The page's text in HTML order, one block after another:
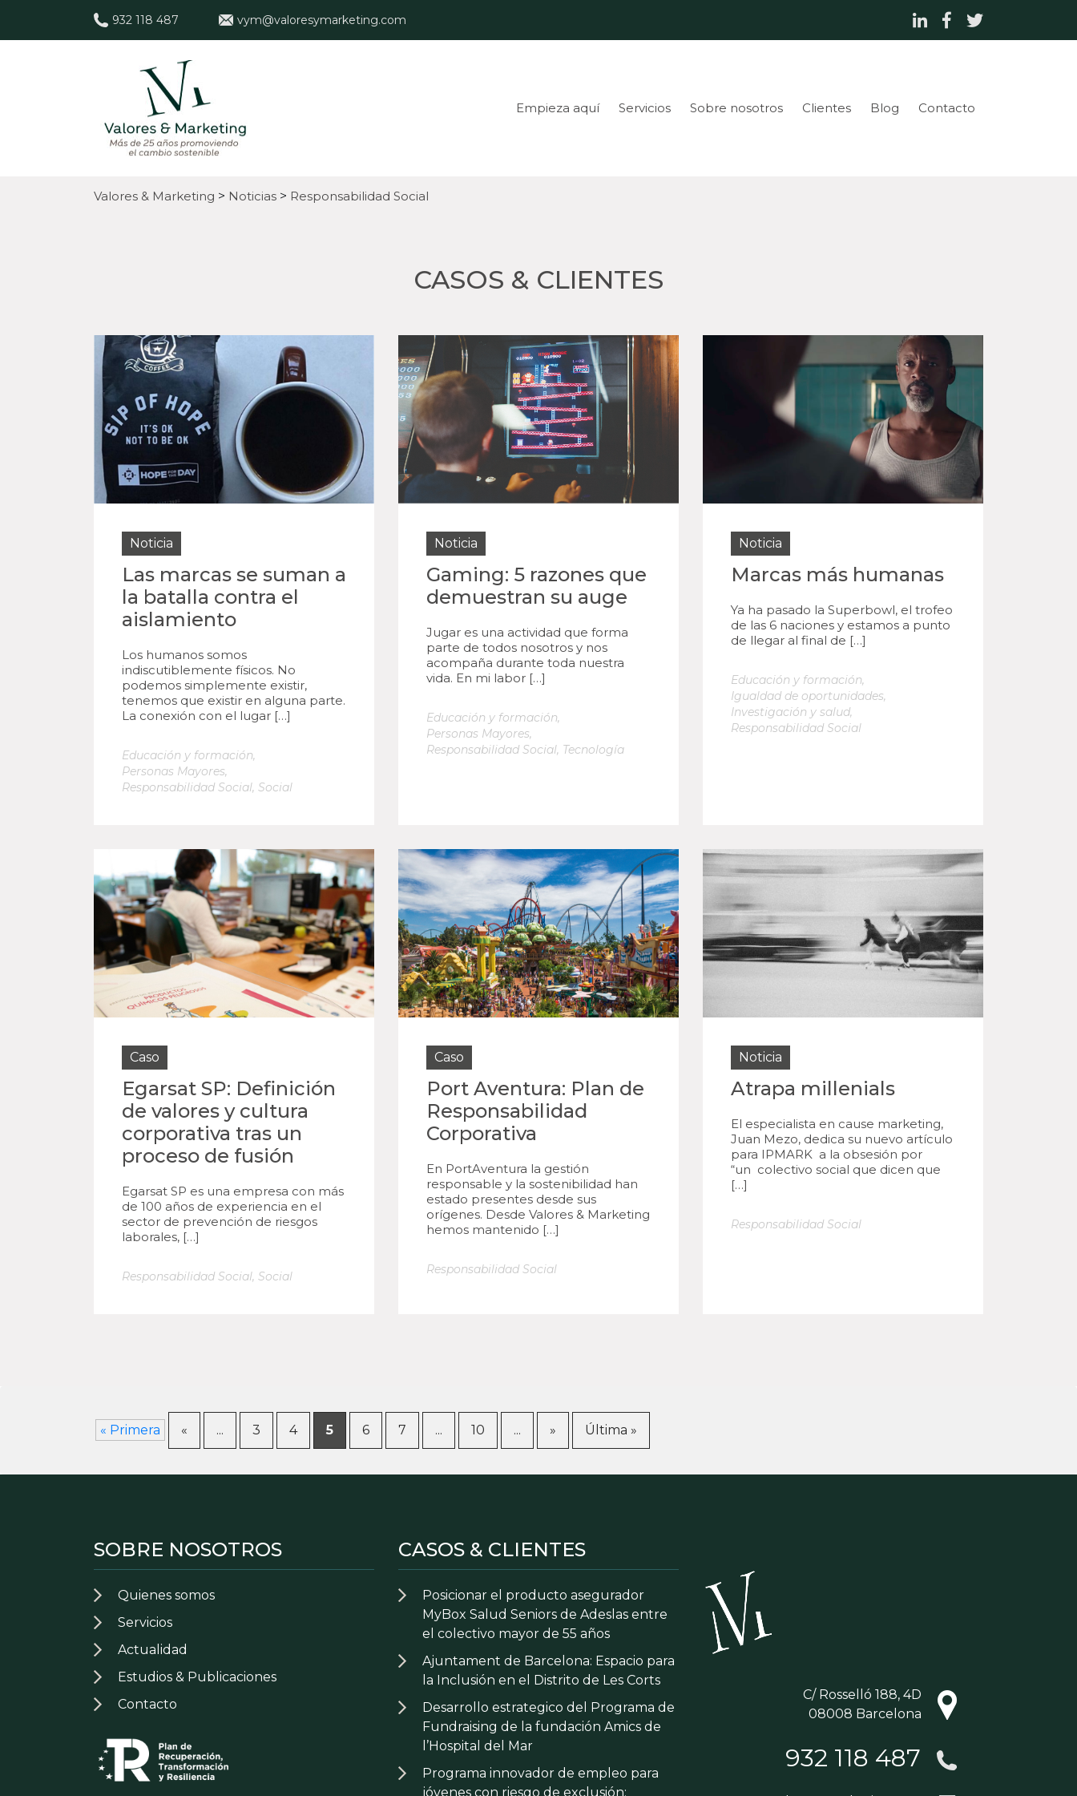
932 118 487 vym@valoresymarketing.com
Empieza aquí Servicios Sobre nosotros Clientes Blog Contacto
Valores & Marketing > Noticias > Responsabilidad Social
CASOS & CLIENTES
Noticia
Las marcas se suman a
la batalla contra el
aislamiento
Los humanos somos
indiscutiblemente físicos. No
podemos simplemente existir,
tenemos que existir en alguna parte.
La conexión con el lugar […]
Educación y formación,
Personas Mayores,
Responsabilidad Social, Social
Noticia
Gaming: 5 razones que
demuestran su auge
Jugar es una actividad que forma
parte de todos nosotros y nos
acompaña durante toda nuestra
vida. En mi labor […]
Educación y formación,
Personas Mayores,
Responsabilidad Social, Tecnología
Noticia
Marcas más humanas
Ya ha pasado la Superbowl, el trofeo
de las 6 naciones y estamos a punto
de llegar al final de […]
Educación y formación,
Igualdad de oportunidades,
Investigación y salud,
Responsabilidad Social
Caso
Egarsat SP: Definición
de valores y cultura
corporativa tras un
proceso de fusión
Egarsat SP es una empresa con más
de 100 años de experiencia en el
sector de prevención de riesgos
laborales, […]
Responsabilidad Social, Social
Caso
Port Aventura: Plan de
Responsabilidad
Corporativa
En PortAventura la gestión
responsable y la sostenibilidad han
estado presentes desde sus
orígenes. Desde Valores & Marketing
hemos mantenido […]
Responsabilidad Social
Noticia
Atrapa millenials
El especialista en cause marketing,
Juan Mezo, dedica su nuevo artículo
para IPMARK a la obsesión por
“un colectivo social que dicen que
[…]
Responsabilidad Social
« Primera « ... 3 4 5 6 7 ... 10 ... » Última »
SOBRE NOSOTROS
Quienes somos
Servicios
Actualidad
Estudios & Publicaciones
Contacto
CASOS & CLIENTES
Posicionar el producto asegurador
MyBox Salud Seniors de Adeslas entre
el colectivo mayor de 55 años
Ajuntament de Barcelona: Espacio para
la Inclusión en el Distrito de Les Corts
Desarrollo estrategico del Programa de
Fundraising de la fundación Amics de
l’Hospital del Mar
Programa innovador de empleo para
jóvenes con riesgo de exclusión:
C/ Rosselló 188, 4D
08008 Barcelona
932 118 487